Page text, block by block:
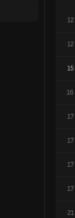
12
12
15
16
17
17
17
17
21